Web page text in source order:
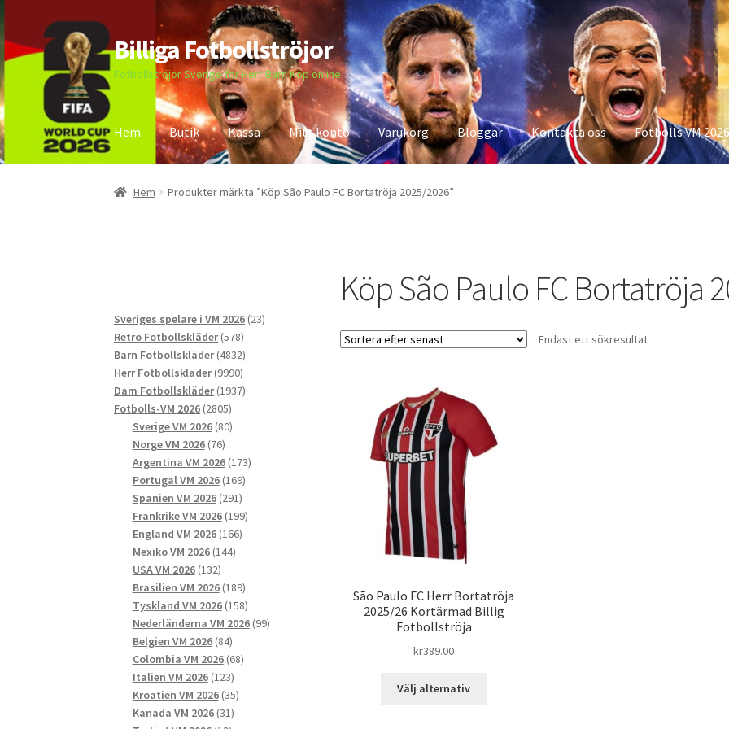
Hoppa
till
navigering
Hoppa
till
innehåll
Billiga Fotbollströjor
Fotbollströjor Sverige för Herr Barn Köp online
Hem Butik Kassa Mitt konto Varukorg Bloggar Kontakta oss Fotbolls VM 2026
Hem Bloggar Butik Kassa Kontakta oss Mitt konto Storleksguiden
Hem Produkter märkta ”Köp São Paulo FC Bortatröja 2025/2026”
Köp São Paulo FC Bortatröja
Endast ett sökresultat
São Paulo FC Herr Bortatröja
2025/26 Kortärmad Billig
Fotbollströja
kr389.00
Välj alternativ
Sveriges spelare i VM 2026 2323
Retro Fotbollskläder 578578
produkter
Barn Fotbollskläder 48324832
produkter
Herr Fotbollskläder 99909990
produkter
Dam Fotbollskläder 19371937
Fotbolls-VM 2026 28052805
produkter
Sverige VM 2026 8080
Norge VM 2026 7676
produkter
Argentina VM 2026 173173
Portugal VM 2026 169169
produkter
Spanien VM 2026 291291
produkter
Frankrike VM 2026 199199
England VM 2026 166166
Mexiko VM 2026 144144
USA VM 2026 132132
produkter
Brasilien VM 2026 189189
produkter
Tyskland VM 2026 158158
produkter
Nederländerna VM 2026 9999
Belgien VM 2026 8484
produkter
Colombia VM 2026 6868
Italien VM 2026 123123
produkter
Kroatien VM 2026 3535
Kanada VM 2026 3131